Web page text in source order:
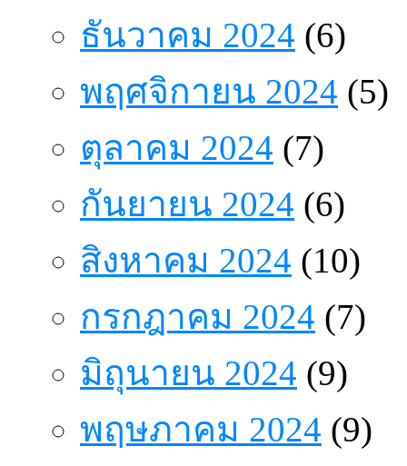
ธันวาคม 2024 (6)
พฤศจิกายน 2024 (5)
ตุลาคม 2024 (7)
กันยายน 2024 (6)
สิงหาคม 2024 (10)
กรกฎาคม 2024 (7)
มิถุนายน 2024 (9)
พฤษภาคม 2024 (9)